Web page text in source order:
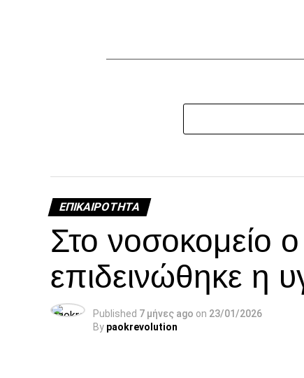
ΕΠΙΚΑΙΡΌΤΗΤΑ
Στο νοσοκομείο
επιδεινώθηκε η
Published 7 μήνες ago on 23/01/2026
By paokrevolution